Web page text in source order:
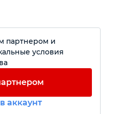
партнером и
условия
аккаунт